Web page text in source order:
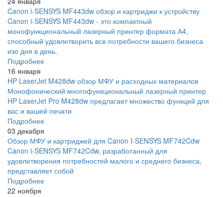
Canon i-SENSYS MF443dw обзор и картриджи к устройству
Canon i-SENSYS MF443dw - это компактный
монофункциональный лазерный принтер формата А4,
способный удовлетворить все потребности вашего бизнеса
изо дня в день.
Подробнее
16 января
HP LaserJet M428dw обзор МФУ и расходных материалов
Монофонический многофункциональный лазерный принтер
HP LaserJet Pro M428dw предлагает множество функций для
вас и вашей печати
Подробнее
03 декабря
Обзор МФУ и картриджей для Canon I-SENSYS MF742Cdw
Canon i-SENSYS MF742Cdw, разработанный для
удовлетворения потребностей малого и среднего бизнеса,
представляет собой
Подробнее
22 ноября